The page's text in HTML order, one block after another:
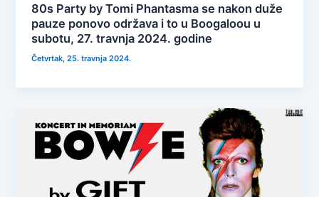
80s Party by Tomi Phantasma se nakon duže
pauze ponovo održava i to u Boogaloou u
subotu, 27. travnja 2024. godine
Četvrtak, 25. travnja 2024.